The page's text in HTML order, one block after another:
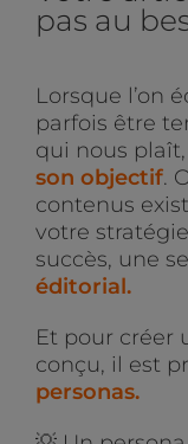
pas au
Lorsque l’on
parfois être
qui nous
son objectif.
contenus
votre
succès, une
éditorial.
Et pour créer
conçu, il est
personas.